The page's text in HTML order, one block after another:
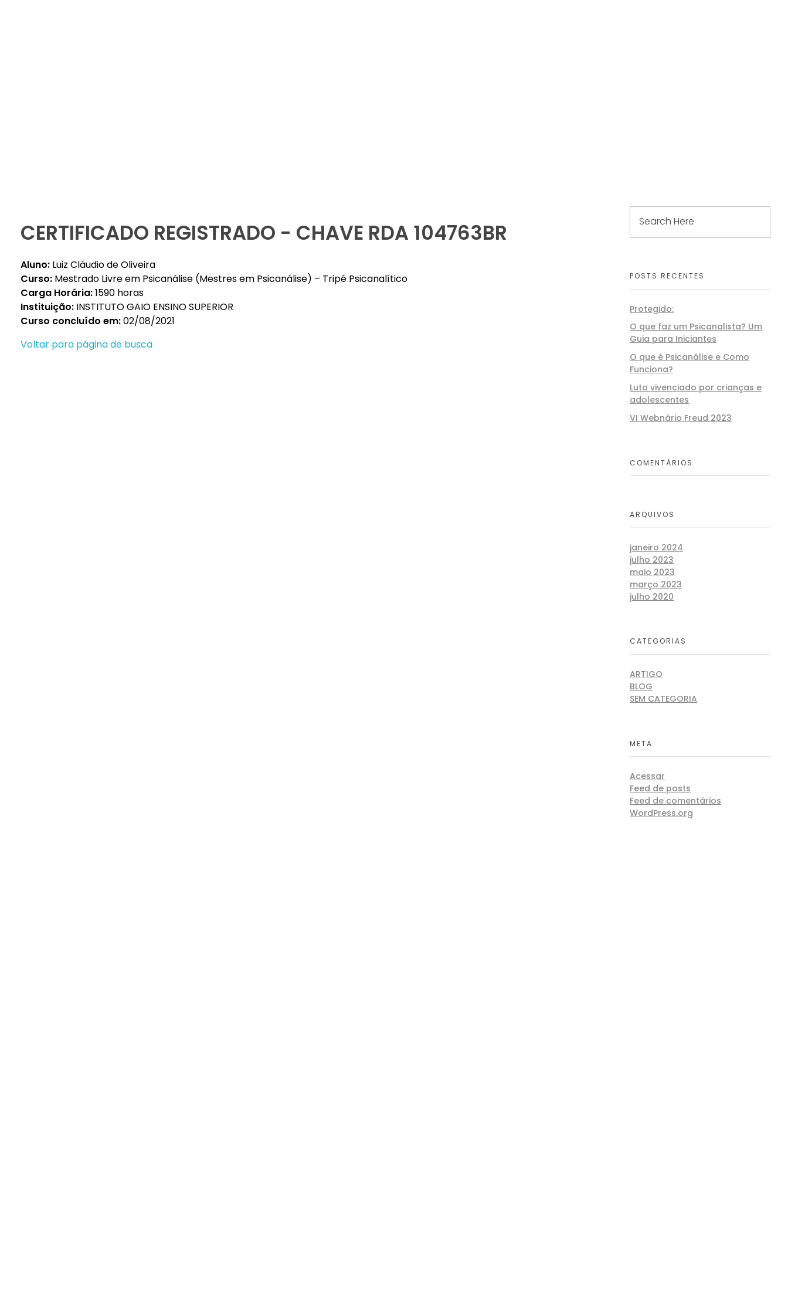
CERTIFICADO REGISTRADO - CHAVE RDA 104763BR
Aluno: Luiz Cláudio de Oliveira
Curso: Mestrado Livre em Psicanálise (Mestres em Psicanálise) – Tripé Psicanalítico
Carga Horária:1590 horas
Instituição: INSTITUTO GAIO ENSINO SUPERIOR
Curso concluído em:02/08/2021
Voltar para página de busca
POSTS RECENTES
Protegido:
O que faz um Psicanalista? Um
Guia para Iniciantes
O que é Psicanálise e Como
Funciona?
Luto vivenciado por crianças e
adolescentes
VI Webnário Freud 2023
COMENTÁRIOS
ARQUIVOS
janeiro 2024
julho 2023
maio 2023
março 2023
julho 2020
CATEGORIAS
ARTIGO
BLOG
SEM CATEGORIA
META
Acessar
Feed de posts
Feed de comentários
WordPress.org